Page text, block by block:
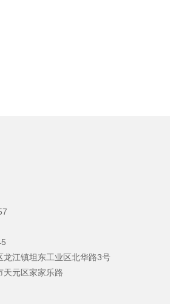
江镇坦东工业区北华路3号
元区家家乐路